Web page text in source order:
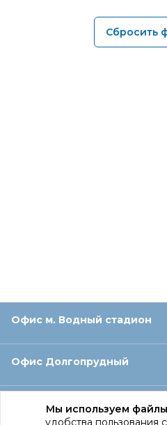
Мы используем
удобства пользования
Сбросить
Офис м. Водный стадион
Офис Долгопрудный
Офис Санкт‑Петербург